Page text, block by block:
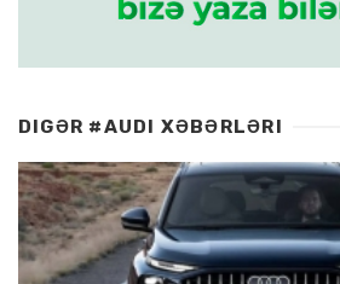
DIGƏR #AUDI XƏBƏRLƏRI